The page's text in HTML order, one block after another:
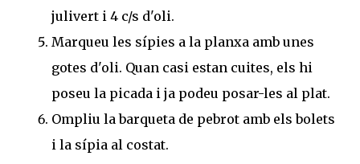
julivert i 4 c/s d'oli.
Marqueu les sípies a la planxa amb unes
gotes d'oli. Quan casi estan cuites, els hi
poseu la picada i ja podeu posar-les al plat.
Ompliu la barqueta de pebrot amb els bolets
i la sípia al costat.